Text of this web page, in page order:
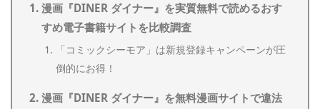
漫画『DINER ダイナー』を実質無料で読めるおす
すめ電子書籍サイトを比較調査
「コミックシーモア」は新規登録キャンペーンが圧
倒的にお得！
漫画『DINER ダイナー』を無料漫画サイトで違法